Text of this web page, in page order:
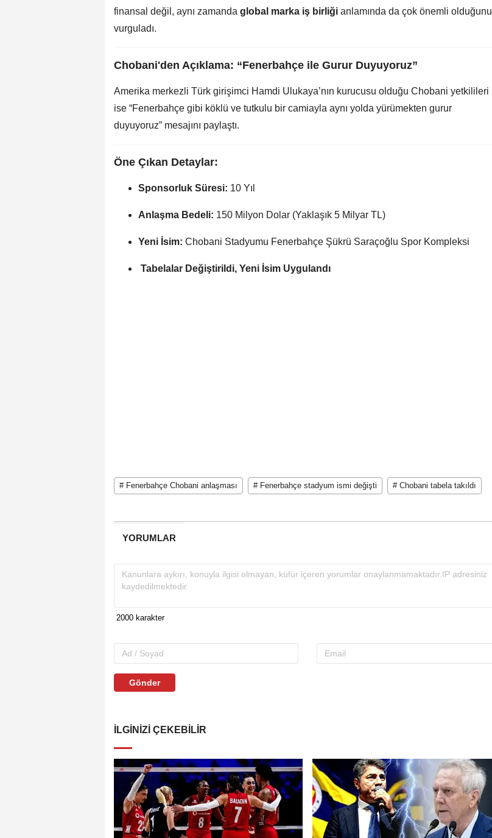
finansal değil, aynı zamanda global marka iş birliği anlamında da çok önemli olduğunu
vurguladı.
Chobani'den Açıklama: “Fenerbahçe ile Gurur Duyuyoruz”
Amerika merkezli Türk girişimci Hamdi Ulukaya’nın kurucusu olduğu Chobani yetkilileri
ise “Fenerbahçe gibi köklü ve tutkulu bir camiayla aynı yolda yürümekten gurur
duyuyoruz” mesajını paylaştı.
Öne Çıkan Detaylar:
Sponsorluk Süresi: 10 Yıl
Anlaşma Bedeli: 150 Milyon Dolar (Yaklaşık 5 Milyar TL)
Yeni İsim: Chobani Stadyumu Fenerbahçe Şükrü Saraçoğlu Spor Kompleksi
Tabelalar Değiştirildi, Yeni İsim Uygulandı
# Fenerbahçe Chobani anlaşması # Fenerbahçe stadyum ismi değişti # Chobani tabela takıldı
YORUMLAR
Gönder
İLGINIZI ÇEKEBILIR